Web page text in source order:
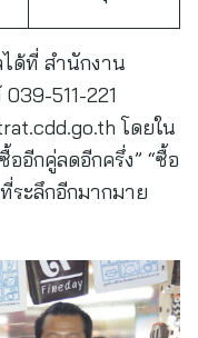
ด้ที่ สำนักงาน
511-221
โดยใน
ออีกคู่ลดอีกครึ่ง” “ซื้อ
ระลึกอีกมากมาย